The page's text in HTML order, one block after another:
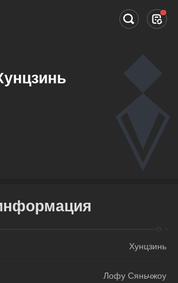
Хунцзинь
Лофу Сяньчжоу